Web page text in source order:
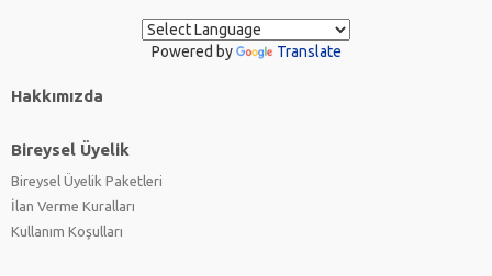
Powered by Translate
Hakkımızda
Bireysel Üyelik
Bireysel Üyelik Paketleri
İlan Verme Kuralları
Kullanım Koşulları